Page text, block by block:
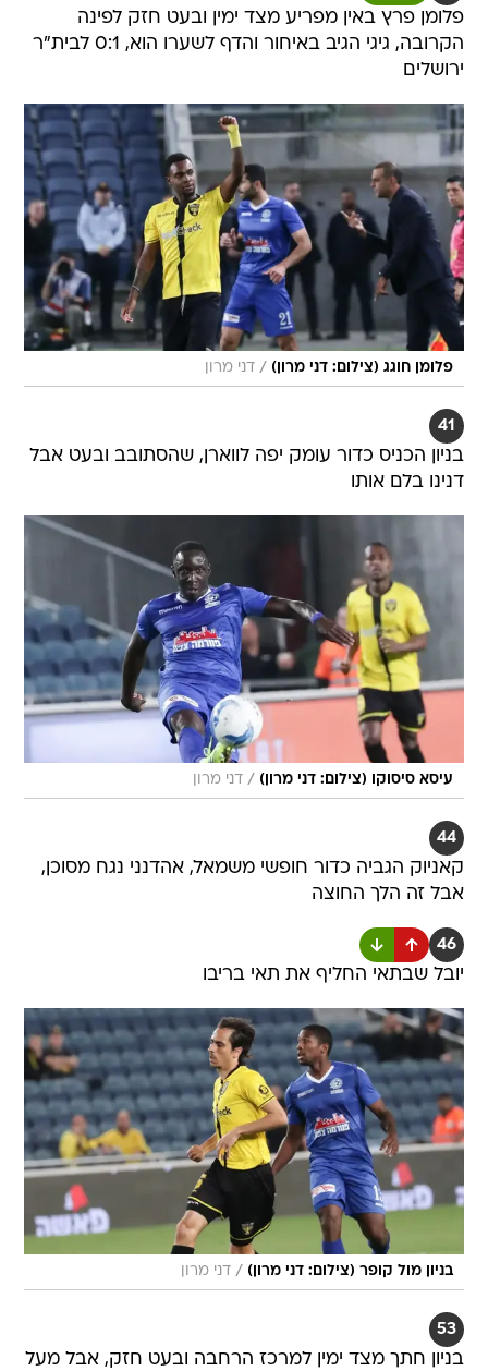
פלומן פרץ באין מפריע מצד ימין ובעט חזק לפינה
הקרובה, גיגי הגיב באיחור והדף לשערו הוא, 0:1 לבית"ר
ירושלים
פלומן חוגג (צילום: דני מרון) / דני מרון
41
בניון הכניס כדור עומק יפה לווארן, שהסתובב ובעט אבל
דנינו בלם אותו
עיסא סיסוקו (צילום: דני מרון) / דני מרון
44
קאניוק הגביה כדור חופשי משמאל, אהדנני נגח מסוכן,
אבל זה הלך החוצה
46
יובל שבתאי החליף את תאי בריבו
בניון מול קופר (צילום: דני מרון) / דני מרון
53
בניון חתך מצד ימין למרכז הרחבה ובעט חזק, אבל מעל